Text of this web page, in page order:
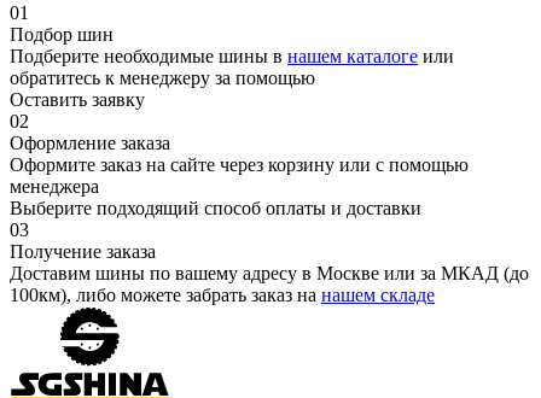
01
Подбор шин
Подберите необходимые шины в нашем каталоге или
обратитесь к менеджеру за помощью
Оставить заявку
02
Оформление заказа
Оформите заказ на сайте через корзину или с помощью
менеджера
Выберите подходящий способ оплаты и доставки
03
Получение заказа
Доставим шины по вашему адресу в Москве или за МКАД (до
100км), либо можете забрать заказ на нашем складе